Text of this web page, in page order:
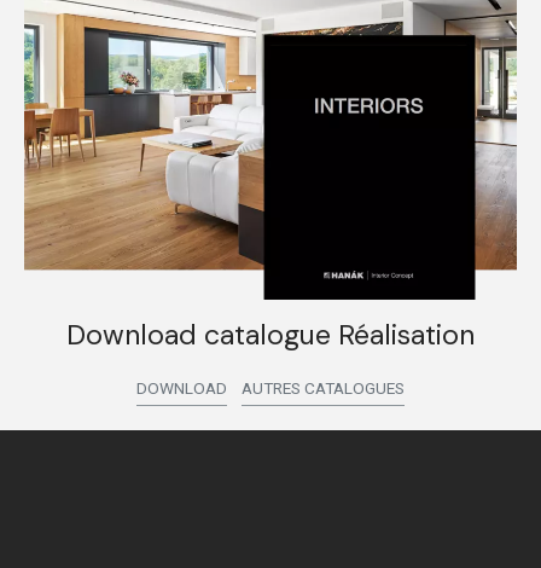
Download catalogue Réalisation
DOWNLOAD AUTRES CATALOGUES